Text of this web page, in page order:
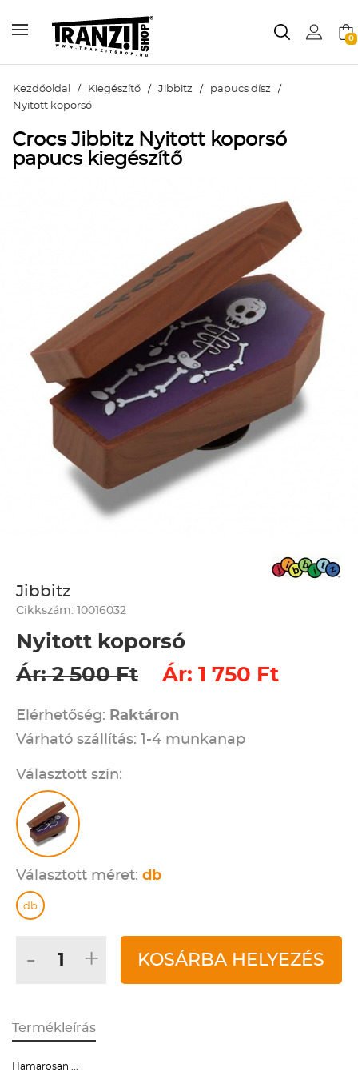
0
Kezdőoldal / Kiegészítő / Jibbitz / papucs dísz /
Nyitott koporsó
Crocs Jibbitz Nyitott koporsó
papucs kiegészítő
Jibbitz
Cikkszám: 10016032
Nyitott koporsó
Ár: 2 500 Ft
Ár: 1 750 Ft
Elérhetőség: Raktáron
Várható szállítás: 1-4 munkanap
Választott szín:
Választott méret: db
db
- + KOSÁRBA HELYEZÉS
Termékleírás
Hamarosan ...